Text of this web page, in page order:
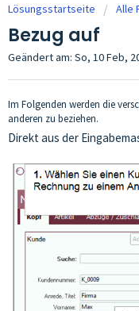
Lösungsstartseite Alle
Bezug auf
Geändert am: So, 10 Feb,
Im Folgenden werden die
anderen zu beziehen.
Direkt aus der